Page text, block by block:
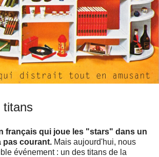
titans
français qui joue les "stars" dans un
pas courant. Mais aujourd'hui, nous
événement : un des titans de la